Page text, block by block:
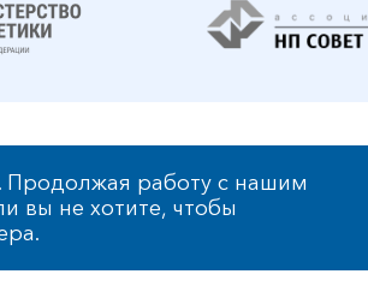
Продолжая работу с нашим
вы не хотите, чтобы